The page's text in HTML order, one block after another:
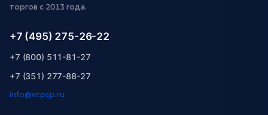
торгов с 2013 года.
+7 (495) 275-26-22
+7 (800) 511-81-27
+7 (351) 277-88-27
info@etpsp.ru